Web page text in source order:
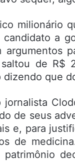
milionário
a
de R$
que
de seus
e, para
de